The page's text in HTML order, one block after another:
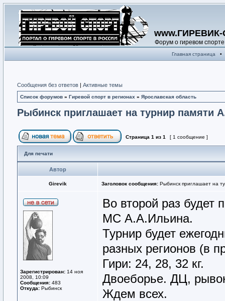
Форум о гиревом спорте
Главная страница •
Сообщения без ответов | Активные темы
Список форумов » Гиревой спорт в регионах » Ярославская область
Рыбинск приглашает на турнир памяти
Страница 1 из 1 [ 1 сообщение ]
Для печати
Автор
Girevik Заголовок сообщения: Рыбинск приглашает на
Зарегистрирован: 14 ноя
2008, 10:09
Сообщения: 483
Откуда: Рыбинск
Во второй раз будет
МС А.А.Ильина.
Турнир будет
разных регионов (в
Гири: 24, 28, 32 кг.
Двоеборье. ДЦ,
Ждем всех.